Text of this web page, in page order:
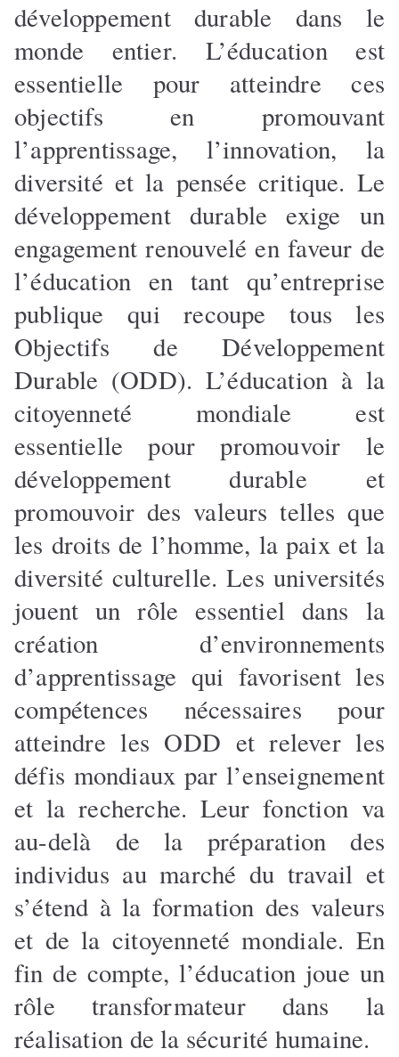
développement durable dans le
monde entier. L’éducation est
essentielle pour atteindre ces
objectifs en promouvant
l’apprentissage, l’innovation, la
diversité et la pensée critique. Le
développement durable exige un
engagement renouvelé en faveur de
l’éducation en tant qu’entreprise
publique qui recoupe tous les
Objectifs de Développement
Durable (ODD). L’éducation à la
citoyenneté mondiale est
essentielle pour promouvoir le
développement durable et
promouvoir des valeurs telles que
les droits de l’homme, la paix et la
diversité culturelle. Les universités
jouent un rôle essentiel dans la
création d’environnements
d’apprentissage qui favorisent les
compétences nécessaires pour
atteindre les ODD et relever les
défis mondiaux par l’enseignement
et la recherche. Leur fonction va
au-delà de la préparation des
individus au marché du travail et
s’étend à la formation des valeurs
et de la citoyenneté mondiale. En
fin de compte, l’éducation joue un
rôle transformateur dans la
réalisation de la sécurité humaine.